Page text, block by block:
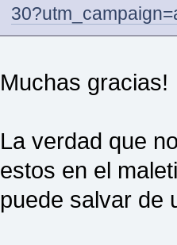
Muchas gracias!
La verdad que
estos en el
puede salvar de